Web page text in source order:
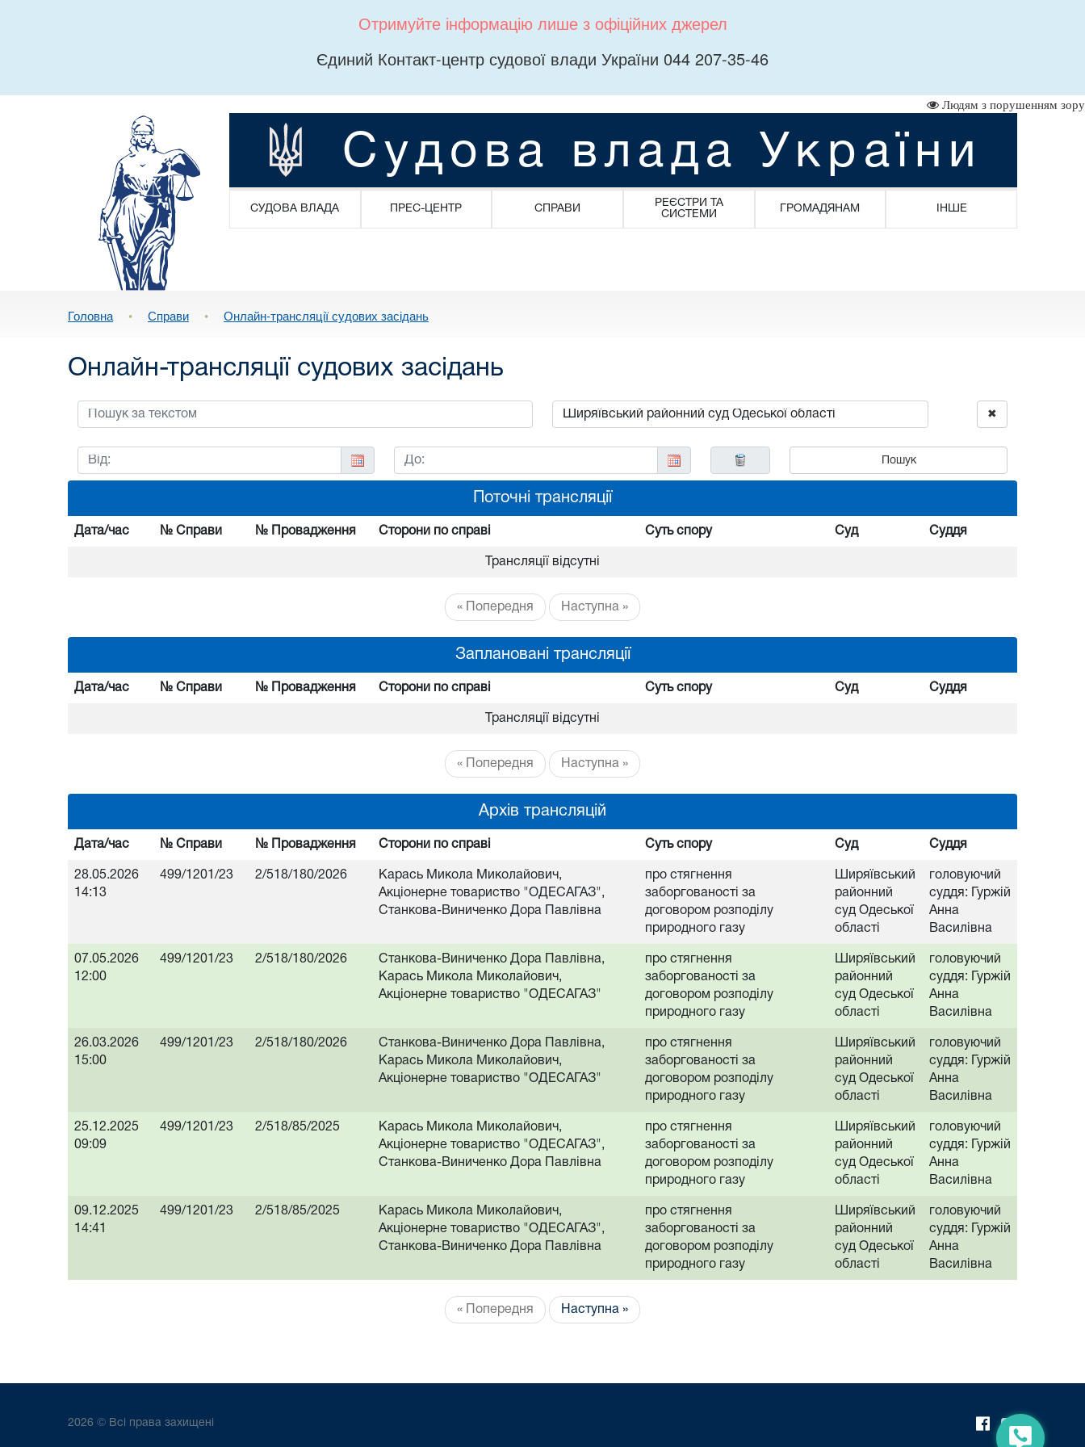
Отримуйте інформацію лише з офіційних джерел
Єдиний Контакт-центр судової влади України 044 207-35-46
Людям з порушенням зору
Судова влада України
СУДОВА ВЛАДА ПРЕС-ЦЕНТР СПРАВИ
РЕЄСТРИ ТА
СИСТЕМИ
ГРОМАДЯНАМ ІНШЕ
Головна • Справи • Онлайн-трансляції судових засідань
Онлайн-трансляції судових засідань
✖
Пошук
Поточні трансляції
Дата/час № Справи № Провадження Сторони по справі Суть спору Суд Суддя
Трансляції відсутні
« Попередня Наступна »
Заплановані трансляції
Дата/час № Справи № Провадження Сторони по справі Суть спору Суд Суддя
Трансляції відсутні
« Попередня Наступна »
Архів трансляцій
Дата/час № Справи № Провадження Сторони по справі Суть спору Суд Суддя
28.05.2026
14:13
499/1201/23 2/518/180/2026
Карась Микола Миколайович,
Акціонерне товариство "ОДЕСАГАЗ",
Станкова-Виниченко Дора Павлівна
про стягнення
заборгованості за
договором розподілу
природного газу
Ширяївський
районний
суд Одеської
області
головуючий
суддя: Гуржій
Анна
Василівна
07.05.2026
12:00
499/1201/23 2/518/180/2026
Станкова-Виниченко Дора Павлівна,
Карась Микола Миколайович,
Акціонерне товариство "ОДЕСАГАЗ"
про стягнення
заборгованості за
договором розподілу
природного газу
Ширяївський
районний
суд Одеської
області
головуючий
суддя: Гуржій
Анна
Василівна
26.03.2026
15:00
499/1201/23 2/518/180/2026
Станкова-Виниченко Дора Павлівна,
Карась Микола Миколайович,
Акціонерне товариство "ОДЕСАГАЗ"
про стягнення
заборгованості за
договором розподілу
природного газу
Ширяївський
районний
суд Одеської
області
головуючий
суддя: Гуржій
Анна
Василівна
25.12.2025
09:09
499/1201/23 2/518/85/2025
Карась Микола Миколайович,
Акціонерне товариство "ОДЕСАГАЗ",
Станкова-Виниченко Дора Павлівна
про стягнення
заборгованості за
договором розподілу
природного газу
Ширяївський
районний
суд Одеської
області
головуючий
суддя: Гуржій
Анна
Василівна
09.12.2025
14:41
499/1201/23 2/518/85/2025
Карась Микола Миколайович,
Акціонерне товариство "ОДЕСАГАЗ",
Станкова-Виниченко Дора Павлівна
про стягнення
заборгованості за
договором розподілу
природного газу
Ширяївський
районний
суд Одеської
області
головуючий
суддя: Гуржій
Анна
Василівна
« Попередня Наступна »
2026 © Всі права захищені